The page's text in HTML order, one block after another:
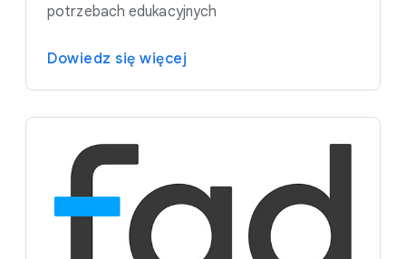
potrzebach edukacyjnych
Dowiedz się więcej